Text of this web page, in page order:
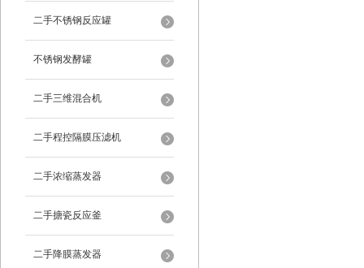
二手不锈钢反应罐
不锈钢发酵罐
二手三维混合机
二手程控隔膜压滤机
二手浓缩蒸发器
二手搪瓷反应釜
二手降膜蒸发器